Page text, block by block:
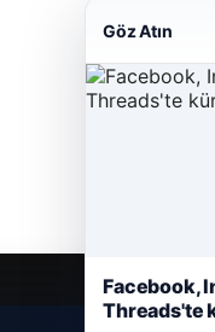
Hastaş
26/05/2026
Göz Atın
Facebook,
Threads'te